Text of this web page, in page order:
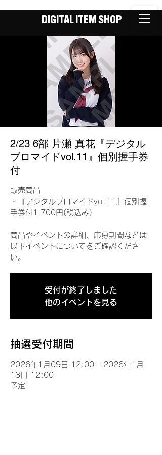
DIGITAL ITEM SHOP
2/23 6部 片瀬 真花『デジタル
ブロマイドvol.11』個別握手券
付
販売商品
・『デジタルブロマイドvol.11』個別握
手券付1,700円(税込み)
商品やイベントの詳細、応募期間などは
以下イベントについてをご確認くださ
い。
受付が終了しました
他のイベントを見る
抽選受付期間
2026年1月09日 12:00 – 2026年1月
13日 12:00
予定